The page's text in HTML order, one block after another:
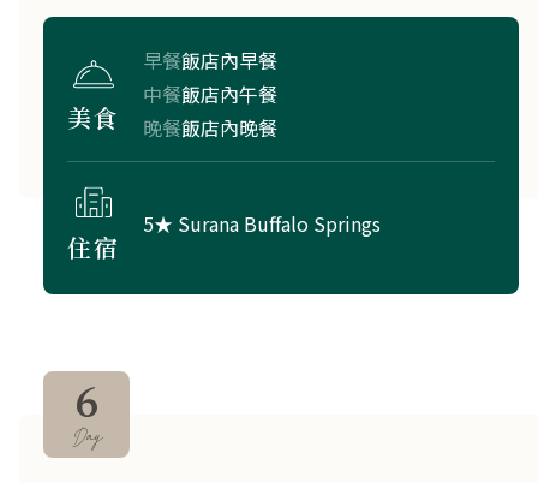
美食
早餐飯店內早餐
中餐飯店內午餐
晚餐飯店內晚餐
住宿
5★ Surana Buffalo Springs
6
Day